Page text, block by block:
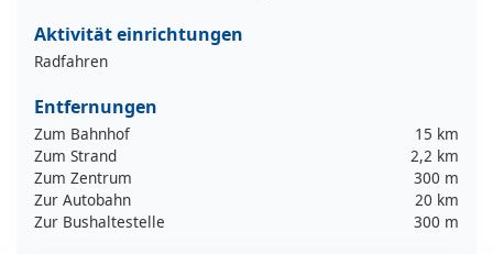
Aktivität einrichtungen
Radfahren
Entfernungen
Zum Bahnhof
15 km
Zum Strand
2,2 km
Zum Zentrum
300 m
Zur Autobahn
20 km
Zur Bushaltestelle
300 m